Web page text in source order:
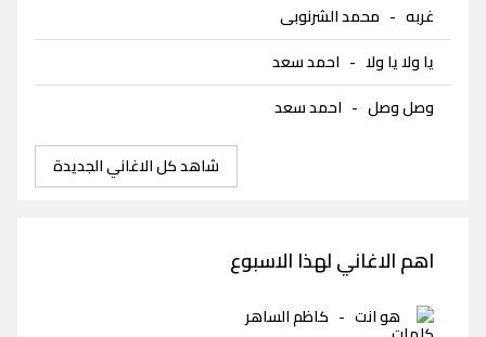
غربه - محمد الشرنوبى
يا ولا يا ولا - احمد سعد
وصل وصل - احمد سعد
شاهد كل الاغاني الجديدة
اهم الاغاني لهذا الاسبوع
هو انت - كاظم الساهر